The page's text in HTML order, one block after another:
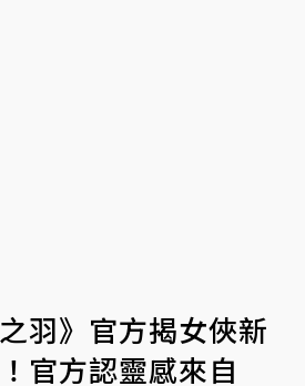
羽》官方揭女俠新
官方認靈感來自